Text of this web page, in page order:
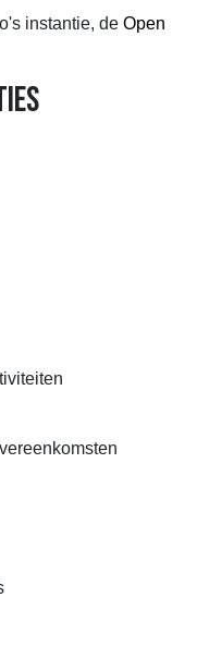
instantie, de Open